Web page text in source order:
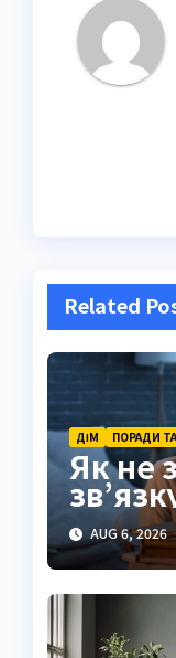
Related
ДІМ ПОРАДИ
Як не
час
AUG 6, 2026